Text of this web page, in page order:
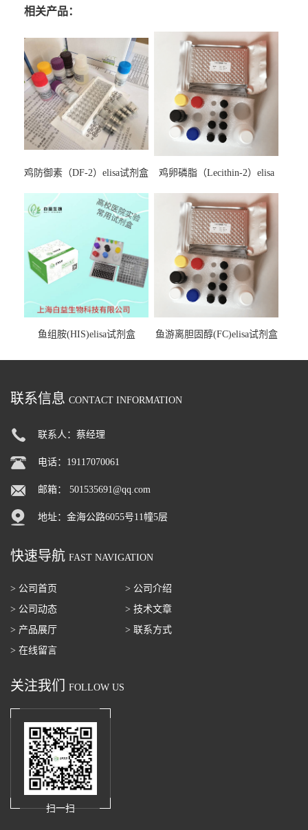
相关产品：
鸡防御素（DF-2）elisa试剂盒
鸡卵磷脂（Lecithin-2）elisa
鱼组胺(HIS)elisa试剂盒 鱼游离胆固醇(FC)elisa试剂盒
联系信息 CONTACT INFORMATION
联系人：蔡经理
电话：19117070061
邮箱： 501535691@qq.com
地址：金海公路6055号11幢5层
快速导航 FAST NAVIGATION
> 公司首页
> 公司介绍
> 公司动态
> 技术文章
> 产品展厅
> 联系方式
> 在线留言
关注我们 FOLLOW US
扫一扫